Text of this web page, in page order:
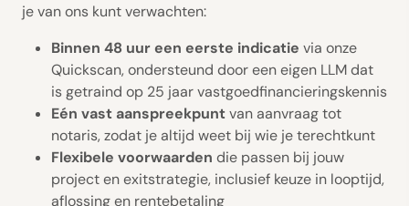
je van ons kunt verwachten:
Binnen 48 uur een eerste indicatie via onze
Quickscan, ondersteund door een eigen LLM dat
is getraind op 25 jaar vastgoedfinancieringskennis
Eén vast aanspreekpuntvan aanvraag tot
notaris, zodat je altijd weet bij wie je terechtkunt
Flexibele voorwaarden die passen bij jouw
project en exitstrategie, inclusief keuze in looptijd,
aflossing en rentebetaling